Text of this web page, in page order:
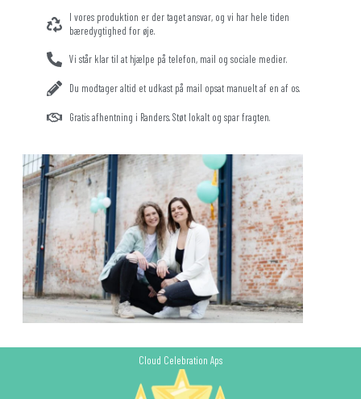
I vores produktion er der taget ansvar, og vi har hele tiden
bæredygtighed for øje.
Vi står klar til at hjælpe på telefon, mail og sociale medier.
Du modtager altid et udkast på mail opsat manuelt af en af os.
Gratis afhentning i Randers. Støt lokalt og spar fragten.
Cloud Celebration Aps